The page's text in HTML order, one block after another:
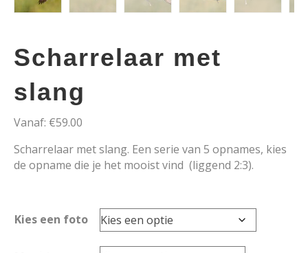
Scharrelaar met
slang
Vanaf: €59.00
Scharrelaar met slang. Een serie van 5 opnames, kies
de opname die je het mooist vind (liggend 2:3).
Kies een foto